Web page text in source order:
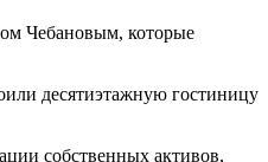
Чебановым, которые
десятиэтажную гостиницу
собственных активов,